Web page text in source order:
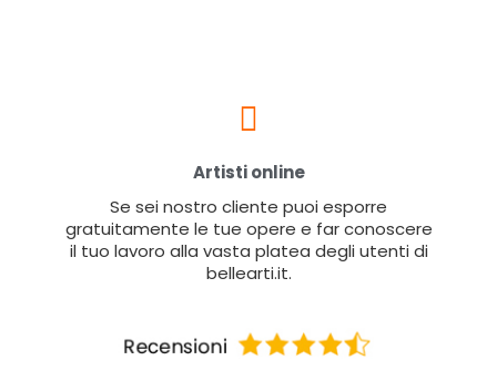
Artisti online
Se sei nostro cliente puoi esporre
gratuitamente le tue opere e far conoscere
il tuo lavoro alla vasta platea degli utenti di
bellearti.it.